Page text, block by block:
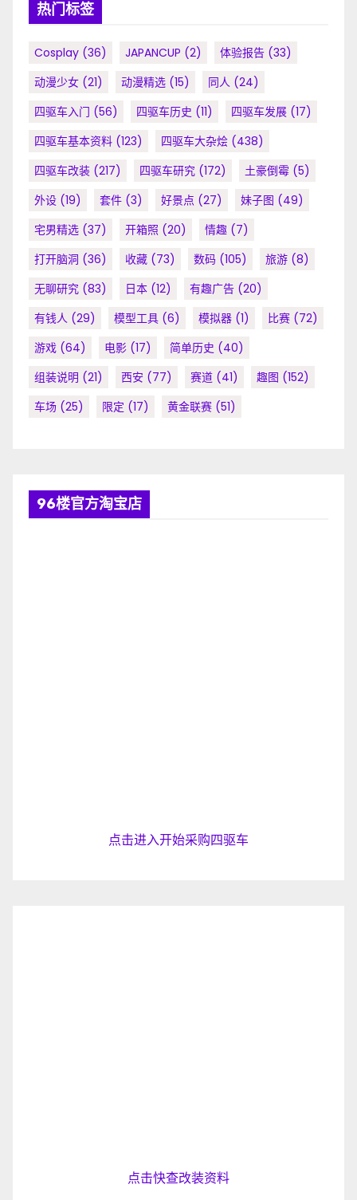
热门标签
Cosplay (36) JAPANCUP (2) 体验报告 (33)
动漫少女 (21) 动漫精选 (15) 同人 (24)
四驱车入门 (56) 四驱车历史 (11) 四驱车发展 (17)
四驱车基本资料 (123) 四驱车大杂烩 (438)
四驱车改装 (217) 四驱车研究 (172) 土豪倒霉 (5)
外设 (19) 套件 (3) 好景点 (27) 妹子图 (49)
宅男精选 (37) 开箱照 (20) 情趣 (7)
打开脑洞 (36) 收藏 (73) 数码 (105) 旅游 (8)
无聊研究 (83) 日本 (12) 有趣广告 (20)
有钱人 (29) 模型工具 (6) 模拟器 (1) 比赛 (72)
游戏 (64) 电影 (17) 简单历史 (40)
组装说明 (21) 西安 (77) 赛道 (41) 趣图 (152)
车场 (25) 限定 (17) 黄金联赛 (51)
96楼官方淘宝店
点击进入开始采购四驱车
点击快查改装资料